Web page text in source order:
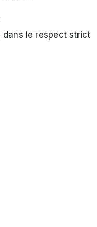
dans le respect strict